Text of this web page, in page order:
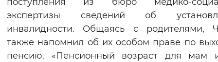
экспертизы сведений об
инвалидности. Общаясь с родителями,
также напомнил об их особом праве по
пенсию. «Пенсионный возраст для мам